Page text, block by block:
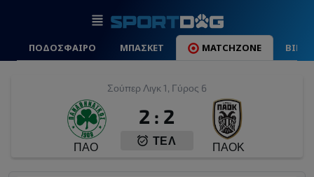
ΠΟΔΟΣΦΑΙΡΟ ΜΠΑΣΚΕΤ MATCHZONE
Σούπερ Λιγκ 1, Γύρος 6
ΠΑΟ
2 : 2
ΤΕΛ ΠΑΟΚ